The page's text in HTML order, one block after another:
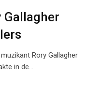
Gallagher
Rory Gallagher
in de…